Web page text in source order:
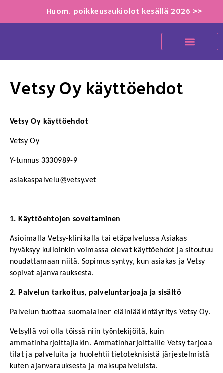
Huom. poikkeusaukiolot kesällä 2026 >>
Vetsy Oy käyttöehdot
Vetsy Oy käyttöehdot
Vetsy Oy
Y-tunnus 3330989-9
asiakaspalvelu@vetsy.vet
1. Käyttöehtojen soveltaminen
Asioimalla Vetsy-klinikalla tai etäpalvelussa Asiakas
hyväksyy kulloinkin voimassa olevat käyttöehdot ja sitoutuu
noudattamaan niitä. Sopimus syntyy, kun asiakas ja Vetsy
sopivat ajanvarauksesta.
2. Palvelun tarkoitus, palveluntarjoaja ja sisältö
Palvelun tuottaa suomalainen eläinlääkintäyritys Vetsy Oy.
Vetsyllä voi olla töissä niin työntekijöitä, kuin
ammatinharjoittajiakin. Ammatinharjoittaille Vetsy tarjoaa
tilat ja palveluita ja huolehtii tietoteknisistä järjestelmistä
kuten ajanvarauksesta ja maksupalveluista.